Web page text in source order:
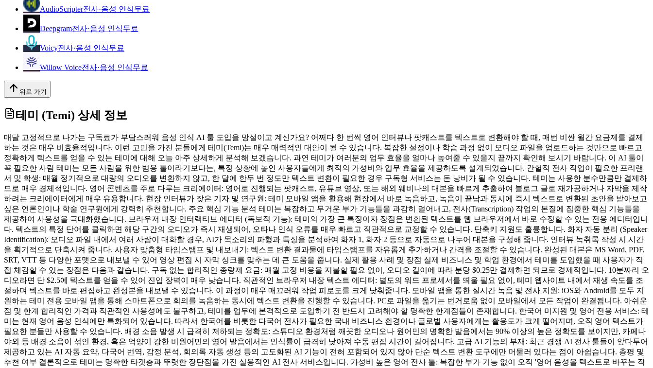
AudioScripter전사·음성 인식무료
Deepgram전사·음성 인식무료
Voicy전사·음성 인식무료
Willow Voice전사·음성 인식무료
위로 가기
테미 (Temi) 상세 정보
매달 고정적으로 나가는 구독료가 부담스러워 음성 인식 AI 툴 도입을 망설이고 계신가요? 어쩌다 한 번씩 영어 인터뷰나 팟캐스트를 텍스트로 변환해야 할 때, 매번 비싼 월간 요금제를 결제
하는 것은 매우 비효율적입니다. 이런 고민을 가진 분들에게 테미(Temi)는 매우 매력적인 대안이 될 수 있습니다. 복잡한 설정이나 학습 과정 없이 오디오 파일을 업로드하는 것만으로 빠르고
정확하게 텍스트를 얻을 수 있는 테미에 대해 오늘 아주 상세하게 분석해 보겠습니다. 과연 테미가 여러분의 업무 효율을 얼마나 높여줄 수 있을지 끝까지 확인해 보시기 바랍니다. 이 AI 툴이
꼭 필요한 사람 테미는 모든 사람을 위한 범용 툴이라기보다는, 특정 상황에 놓인 사용자들에게 최적의 가성비와 업무 효율을 제공하도록 설계되었습니다. 간헐적 전사 작업이 필요한 프리랜
서 및 학생: 매월 정기적으로 대량의 오디오를 변환하지 않고, 한 달에 한두 번 정도만 텍스트 변환이 필요한 경우 구독형 서비스는 돈 낭비가 될 수 있습니다. 테미는 사용한 분수만큼만 결제하
므로 매우 경제적입니다. 영어 콘텐츠를 주로 다루는 크리에이터: 영어로 진행되는 팟캐스트, 유튜브 영상, 또는 해외 웨비나의 대본을 빠르게 추출하여 블로그 글로 재가공하거나 자막을 제작
하려는 크리에이터에게 매우 유용합니다. 현장 인터뷰가 잦은 기자 및 연구원: 테미 모바일 앱을 활용해 현장에서 바로 녹음하고, 녹음이 끝남과 동시에 즉시 텍스트로 변환된 초안을 받아보고
싶은 언론인이나 학술 연구원에게 강력히 추천합니다. 주요 핵심 기능 분석 테미는 복잡하고 무거운 부가 기능들을 과감히 덜어내고, 전사(Transcription) 작업의 본질에 집중한 핵심 기능들을
제공하여 사용성을 극대화했습니다. 브라우저 내장 인터랙티브 에디터 (독보적 기능): 테미의 가장 큰 특징이자 장점은 변환된 텍스트를 웹 브라우저에서 바로 수정할 수 있는 전용 에디터입니
다. 텍스트의 특정 단어를 클릭하면 해당 구간의 오디오가 즉시 재생되어, 오타나 인식 오류를 매우 빠르고 직관적으로 교정할 수 있습니다. 단축키 지원도 훌륭합니다. 화자 자동 분리 (Speaker
Identification): 오디오 파일 내에서 여러 사람이 대화할 경우, AI가 목소리의 파형과 특징을 분석하여 화자 1, 화자 2 등으로 자동으로 나누어 대본을 구성해 줍니다. 인터뷰 녹취록 작성 시 시간
을 획기적으로 단축시켜 줍니다. 사용자 맞춤형 타임스탬프 및 내보내기: 텍스트 변환 결과물에 타임스탬프를 자유롭게 추가하거나 간격을 조절할 수 있습니다. 완성된 대본은 MS Word, PDF,
SRT, VTT 등 다양한 포맷으로 내보낼 수 있어 영상 편집 시 자막 싱크를 맞추는 데 큰 도움을 줍니다. 실제 활용 사례 및 장점 실제 비즈니스 및 학업 환경에서 테미를 도입했을 때 사용자가 직
접 체감할 수 있는 장점은 다음과 같습니다. 구독 없는 합리적인 종량제 요금: 매월 고정 비용을 지불할 필요 없이, 오디오 길이에 따라 분당 $0.25만 결제하면 되므로 경제적입니다. 10분짜리 오
디오라면 단 $2.5에 텍스트를 얻을 수 있어 진입 장벽이 매우 낮습니다. 직관적인 브라우저 내장 텍스트 에디터: 별도의 워드 프로세서를 띄울 필요 없이, 테미 웹사이트 내에서 재생 속도를 조
절하며 텍스트를 바로 편집하고 완성본을 내보낼 수 있습니다. 이 과정이 매우 매끄러워 작업 피로도를 크게 낮춰줍니다. 모바일 앱을 통한 실시간 녹음 및 전사 지원: iOS와 Android를 모두 지
원하는 테미 전용 모바일 앱을 통해 스마트폰으로 회의를 녹음하는 동시에 텍스트 변환을 진행할 수 있습니다. PC로 파일을 옮기는 번거로움 없이 모바일에서 모든 작업이 완결됩니다. 아쉬운
점 및 한계 합리적인 가격과 직관적인 사용성에도 불구하고, 테미를 업무에 본격적으로 도입하기 전 반드시 고려해야 할 명확한 한계점들이 존재합니다. 한국어 미지원 및 영어 전용 서비스: 테
미는 현재 영어 음성 인식에만 특화되어 있습니다. 따라서 한국어를 비롯한 다국어 전사가 필요한 국내 비즈니스 환경이나 글로벌 사용자에게는 활용도가 크게 떨어지며, 오직 영어 텍스트가
필요한 분들만 사용할 수 있습니다. 배경 소음 발생 시 급격히 저하되는 정확도: 스튜디오 환경처럼 깨끗한 오디오나 원어민의 명확한 발음에서는 90% 이상의 높은 정확도를 보이지만, 카페나
야외 등 배경 소음이 섞인 환경, 혹은 억양이 강한 비원어민의 영어 발음에서는 인식률이 급격히 낮아져 수동 편집 시간이 길어집니다. 고급 AI 기능의 부재: 최근 경쟁 AI 전사 툴들이 앞다투어
제공하고 있는 AI 자동 요약, 다국어 번역, 감정 분석, 회의록 자동 생성 등의 고도화된 AI 기능이 전혀 포함되어 있지 않아 단순 텍스트 변환 도구에만 머물러 있다는 점이 아쉽습니다. 총평 및
추천 여부 결론적으로 테미는 명확한 타겟층과 뚜렷한 장단점을 가진 실용적인 AI 전사 서비스입니다. 가성비 높은 영어 전사 툴: 복잡한 부가 기능 없이 오직 '영어 음성을 텍스트로 바꾸는 작